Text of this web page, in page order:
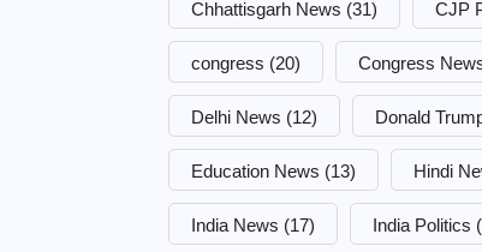
Chhattisgarh News (31) CJP
congress (20) Congress
Delhi News (12) Donald
Education News (13) Hindi
India News (17) India Politics